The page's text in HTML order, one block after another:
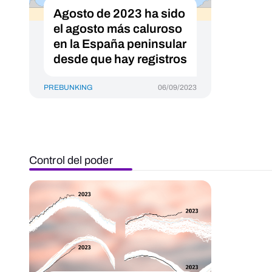
Agosto de 2023 ha sido
el agosto más caluroso
en la España peninsular
desde que hay registros
PREBUNKING 06/09/2023
Control del poder